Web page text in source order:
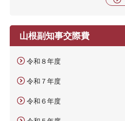
山根副知事交際費
令和８年度
令和７年度
令和６年度